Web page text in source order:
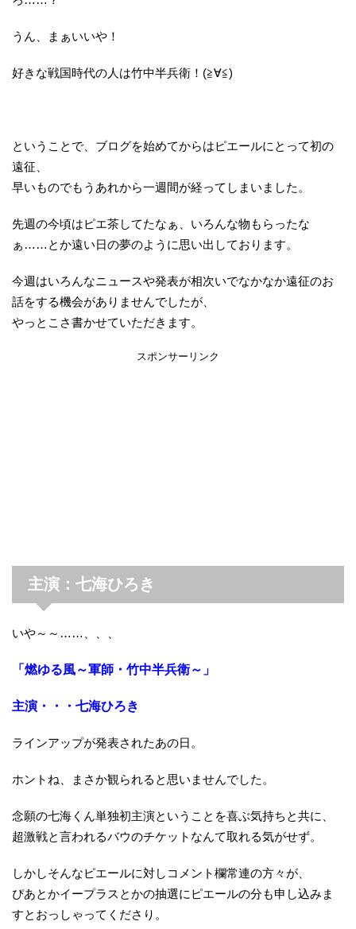
うん、まぁいいや！
好きな戦国時代の人は竹中半兵衛！(≧∀≦)
ということで、ブログを始めてからはピエールにとって初の
遠征、
早いものでもうあれから一週間が経ってしまいました。
先週の今頃はピエ茶してたなぁ、いろんな物もらったな
ぁ……とか遠い日の夢のように思い出しております。
今週はいろんなニュースや発表が相次いでなかなか遠征のお
話をする機会がありませんでしたが、
やっとこさ書かせていただきます。
スポンサーリンク
主演：七海ひろき
いや～～……、、、
「燃ゆる風～軍師・竹中半兵衛～」
主演・・・七海ひろき
ラインアップが発表されたあの日。
ホントね、まさか観られると思いませんでした。
念願の七海くん単独初主演ということを喜ぶ気持ちと共に、
超激戦と言われるバウのチケットなんて取れる気がせず。
しかしそんなピエールに対しコメント欄常連の方々が、
ぴあとかイープラスとかの抽選にピエールの分も申し込みま
すとおっしゃってくださり。